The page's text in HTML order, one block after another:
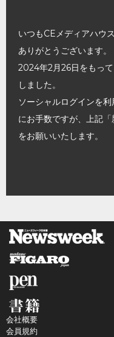
いつもCEメディアハウ
ありがとうございます。
2024年2月26日をもっ
しました。
ソーシャルログインを
にお手数ですが、上記
をお願いいたします。
会社概要
会員規約